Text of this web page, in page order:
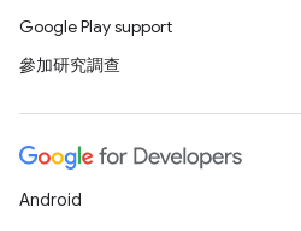
Google Play support
參加研究調查
Android